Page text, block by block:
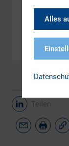
Net Zero –
Energy
Teilen
Alles